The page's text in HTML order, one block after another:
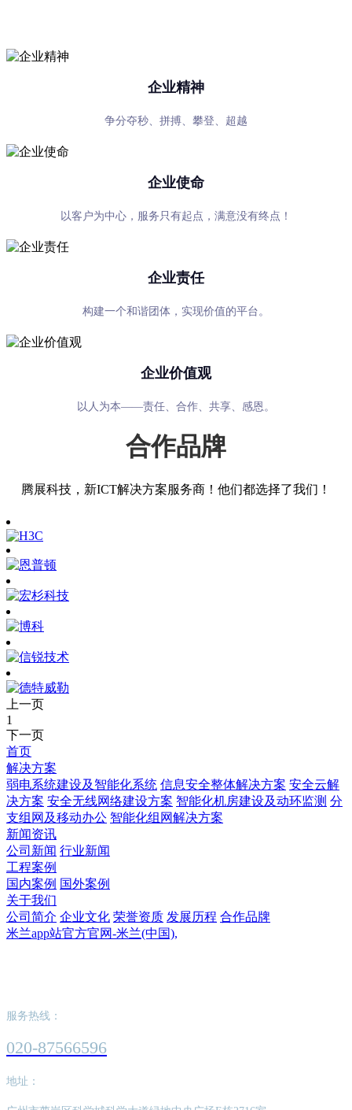
企业精神
争分夺秒、拼搏、攀登、超越
企业使命
以客户为中心，服务只有起点，满意没有终点！
企业责任
构建一个和谐团体，实现价值的平台。
企业价值观
以人为本——责任、合作、共享、感恩。
合作品牌
腾展科技，新ICT解决方案服务商！他们都选择了我们！
上一页
1
下一页
首页
解决方案
弱电系统建设及智能化系统 信息安全整体解决方案 安全云解
决方案 安全无线网络建设方案 智能化机房建设及动环监测 分
支组网及移动办公 智能化组网解决方案
新闻资讯
公司新闻 行业新闻
工程案例
国内案例 国外案例
关于我们
公司简介 企业文化 荣誉资质 发展历程 合作品牌
米兰app站官方官网-米兰(中国),
服务热线：
020-87566596
地址：